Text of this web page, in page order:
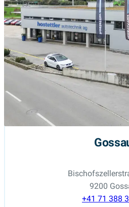
9200
+41 71 388